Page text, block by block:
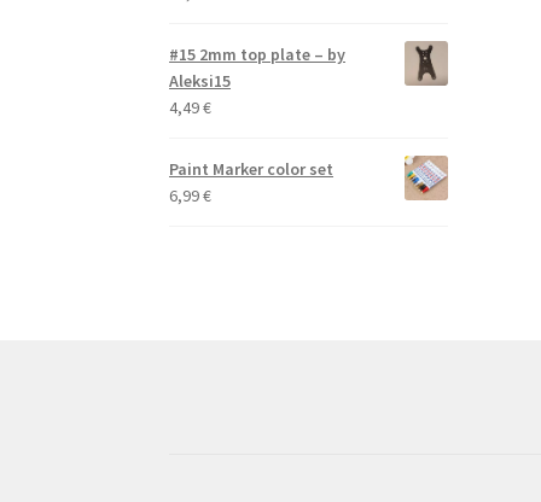
#15 2mm top plate – by
Aleksi15
4,49€
Paint Marker color set
6,99€